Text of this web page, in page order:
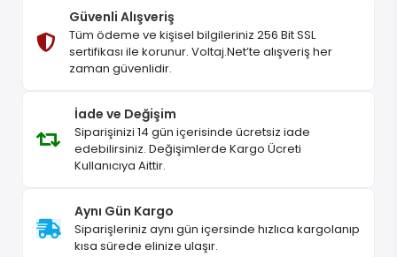
Güvenli Alışveriş
Tüm ödeme ve kişisel bilgileriniz 256 Bit SSL
sertifikası ile korunur. Voltaj.Net’te alışveriş her
zaman güvenlidir.
İade ve Değişim
Siparişinizi 14 gün içerisinde ücretsiz iade
edebilirsiniz. Değişimlerde Kargo Ücreti
Kullanıcıya Aittir.
Aynı Gün Kargo
Siparişleriniz aynı gün içersinde hızlıca kargolanıp
kısa sürede elinize ulaşır.